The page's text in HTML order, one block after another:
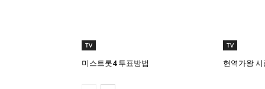
TV
미스트롯4 투표방법
TV
현역가왕